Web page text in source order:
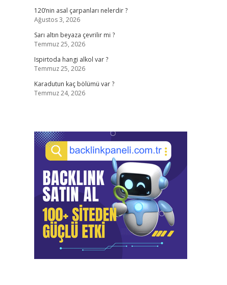
120’nin asal çarpanları nelerdir ?
Ağustos 3, 2026
Sarı altın beyaza çevrilir mi ?
Temmuz 25, 2026
Ispirtoda hangi alkol var ?
Temmuz 25, 2026
Karadutun kaç bölümü var ?
Temmuz 24, 2026